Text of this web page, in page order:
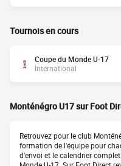
Tournois en cours
Coupe du Monde U-17
International
Monténégro U17 sur Foot
Retrouvez pour le club
formation de l'équipe pour
d'envoi et le calendrier